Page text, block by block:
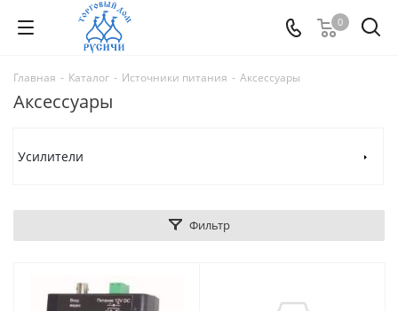
0
Главная - Каталог - Источники питания - Аксессуары
Аксессуары
Усилители
Фильтр